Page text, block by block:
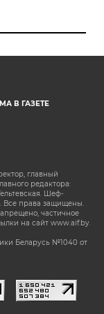
В ГАЗЕТЕ
главный
редактора:
Шеф-
Все права защищены.
частичное
на сайт www.aif.by.
Беларусь №1040 от